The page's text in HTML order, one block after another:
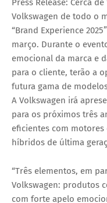
Press Release: Cerca
Volkswagen de todo o
“Brand Experience
março. Durante o
emocional da marca e
para o cliente, terão a
futura gama de
A Volkswagen irá
para os próximos três
eficientes com
híbridos de última
“Três elementos, em
Volkswagen: produtos
com forte apelo